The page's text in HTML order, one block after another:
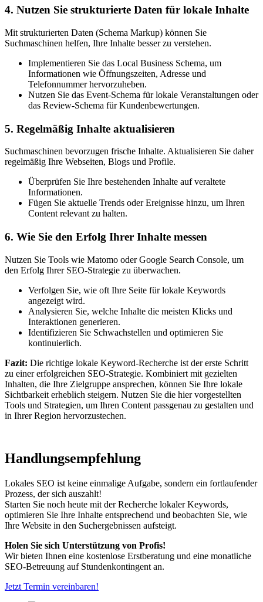
4. Nutzen Sie strukturierte Daten für lokale Inhalte
Mit strukturierten Daten (Schema Markup) können Sie
Suchmaschinen helfen, Ihre Inhalte besser zu verstehen.
Implementieren Sie das Local Business Schema, um
Informationen wie Öffnungszeiten, Adresse und
Telefonnummer hervorzuheben.
Nutzen Sie das Event-Schema für lokale Veranstaltungen oder
das Review-Schema für Kundenbewertungen.
5. Regelmäßig Inhalte aktualisieren
Suchmaschinen bevorzugen frische Inhalte. Aktualisieren Sie daher
regelmäßig Ihre Webseiten, Blogs und Profile.
Überprüfen Sie Ihre bestehenden Inhalte auf veraltete
Informationen.
Fügen Sie aktuelle Trends oder Ereignisse hinzu, um Ihren
Content relevant zu halten.
6. Wie Sie den Erfolg Ihrer Inhalte messen
Nutzen Sie Tools wie Matomo oder Google Search Console, um
den Erfolg Ihrer SEO-Strategie zu überwachen.
Verfolgen Sie, wie oft Ihre Seite für lokale Keywords
angezeigt wird.
Analysieren Sie, welche Inhalte die meisten Klicks und
Interaktionen generieren.
Identifizieren Sie Schwachstellen und optim​ieren Sie
kontinuierlich.
Fazit: Die richtige lokale Keyword-Recherche ist der erste Schritt
zu einer erfolgreichen SEO-Strategie. Kombiniert mit gezielten
Inhalten, die Ihre Zielgruppe ansprechen, können Sie Ihre lokale
Sichtbarkeit erheblich steigern. Nutzen Sie die hier vorgestellten
Tools und Strategien, um Ihren Content passgenau zu gestalten und
in Ihrer Region hervorzustechen.
Handlungsempfehlung
Lokales SEO ist keine einmalige Aufgabe, sondern ein fortlaufender
Prozess, der sich auszahlt!
Starten Sie noch heute mit der Recherche lokaler Keywords,
optimieren Sie Ihre Inhalte entsprechend und beobachten Sie, wie
Ihre Website in den Suchergebnissen aufsteigt.
Holen Sie sich Unterstützung von Profis!
Wir bieten Ihnen eine kostenlose Erstberatung und eine monatliche
SEO-Betreuung auf Stundenkontingent an.
Jetzt Termin vereinbaren!